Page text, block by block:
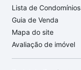
Lista de Condomínios
Guia de Venda
Mapa do site
Avaliação de imóvel